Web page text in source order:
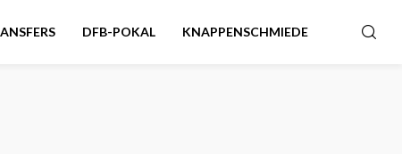
DFB-POKAL KNAPPENSCHMIEDE